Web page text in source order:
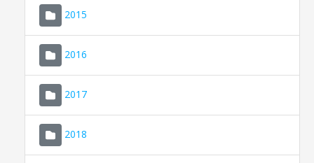
2015
2016
2017
2018